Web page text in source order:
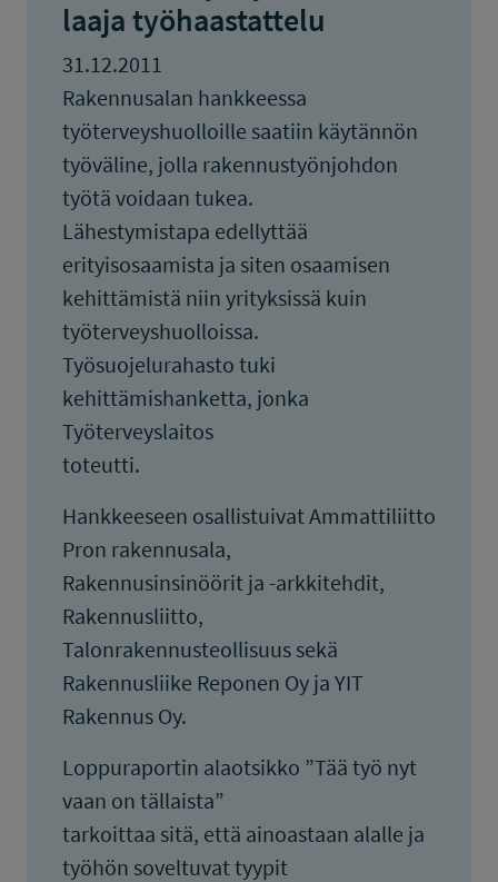
laaja työhaastattelu
31.12.2011
Rakennusalan hankkeessa
työterveyshuolloille saatiin käytännön
työväline, jolla rakennustyönjohdon
työtä voidaan tukea.
Lähestymistapa edellyttää
erityisosaamista ja siten osaamisen
kehittämistä niin yrityksissä kuin
työterveyshuolloissa.
Työsuojelurahasto tuki
kehittämishanketta, jonka
Työterveyslaitos
toteutti.
Hankkeeseen osallistuivat Ammattiliitto
Pron rakennusala,
Rakennusinsinöörit ja -arkkitehdit,
Rakennusliitto,
Talonrakennusteollisuus sekä
Rakennusliike Reponen Oy ja YIT
Rakennus Oy.
Loppuraportin alaotsikko ”Tää työ nyt
vaan on tällaista”
tarkoittaa sitä, että ainoastaan alalle ja
työhön soveltuvat tyypit